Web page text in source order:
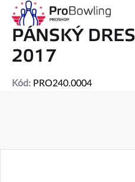
Přejít
obsah
PÁNSKÝ
2017
Kód: PRO240.0004